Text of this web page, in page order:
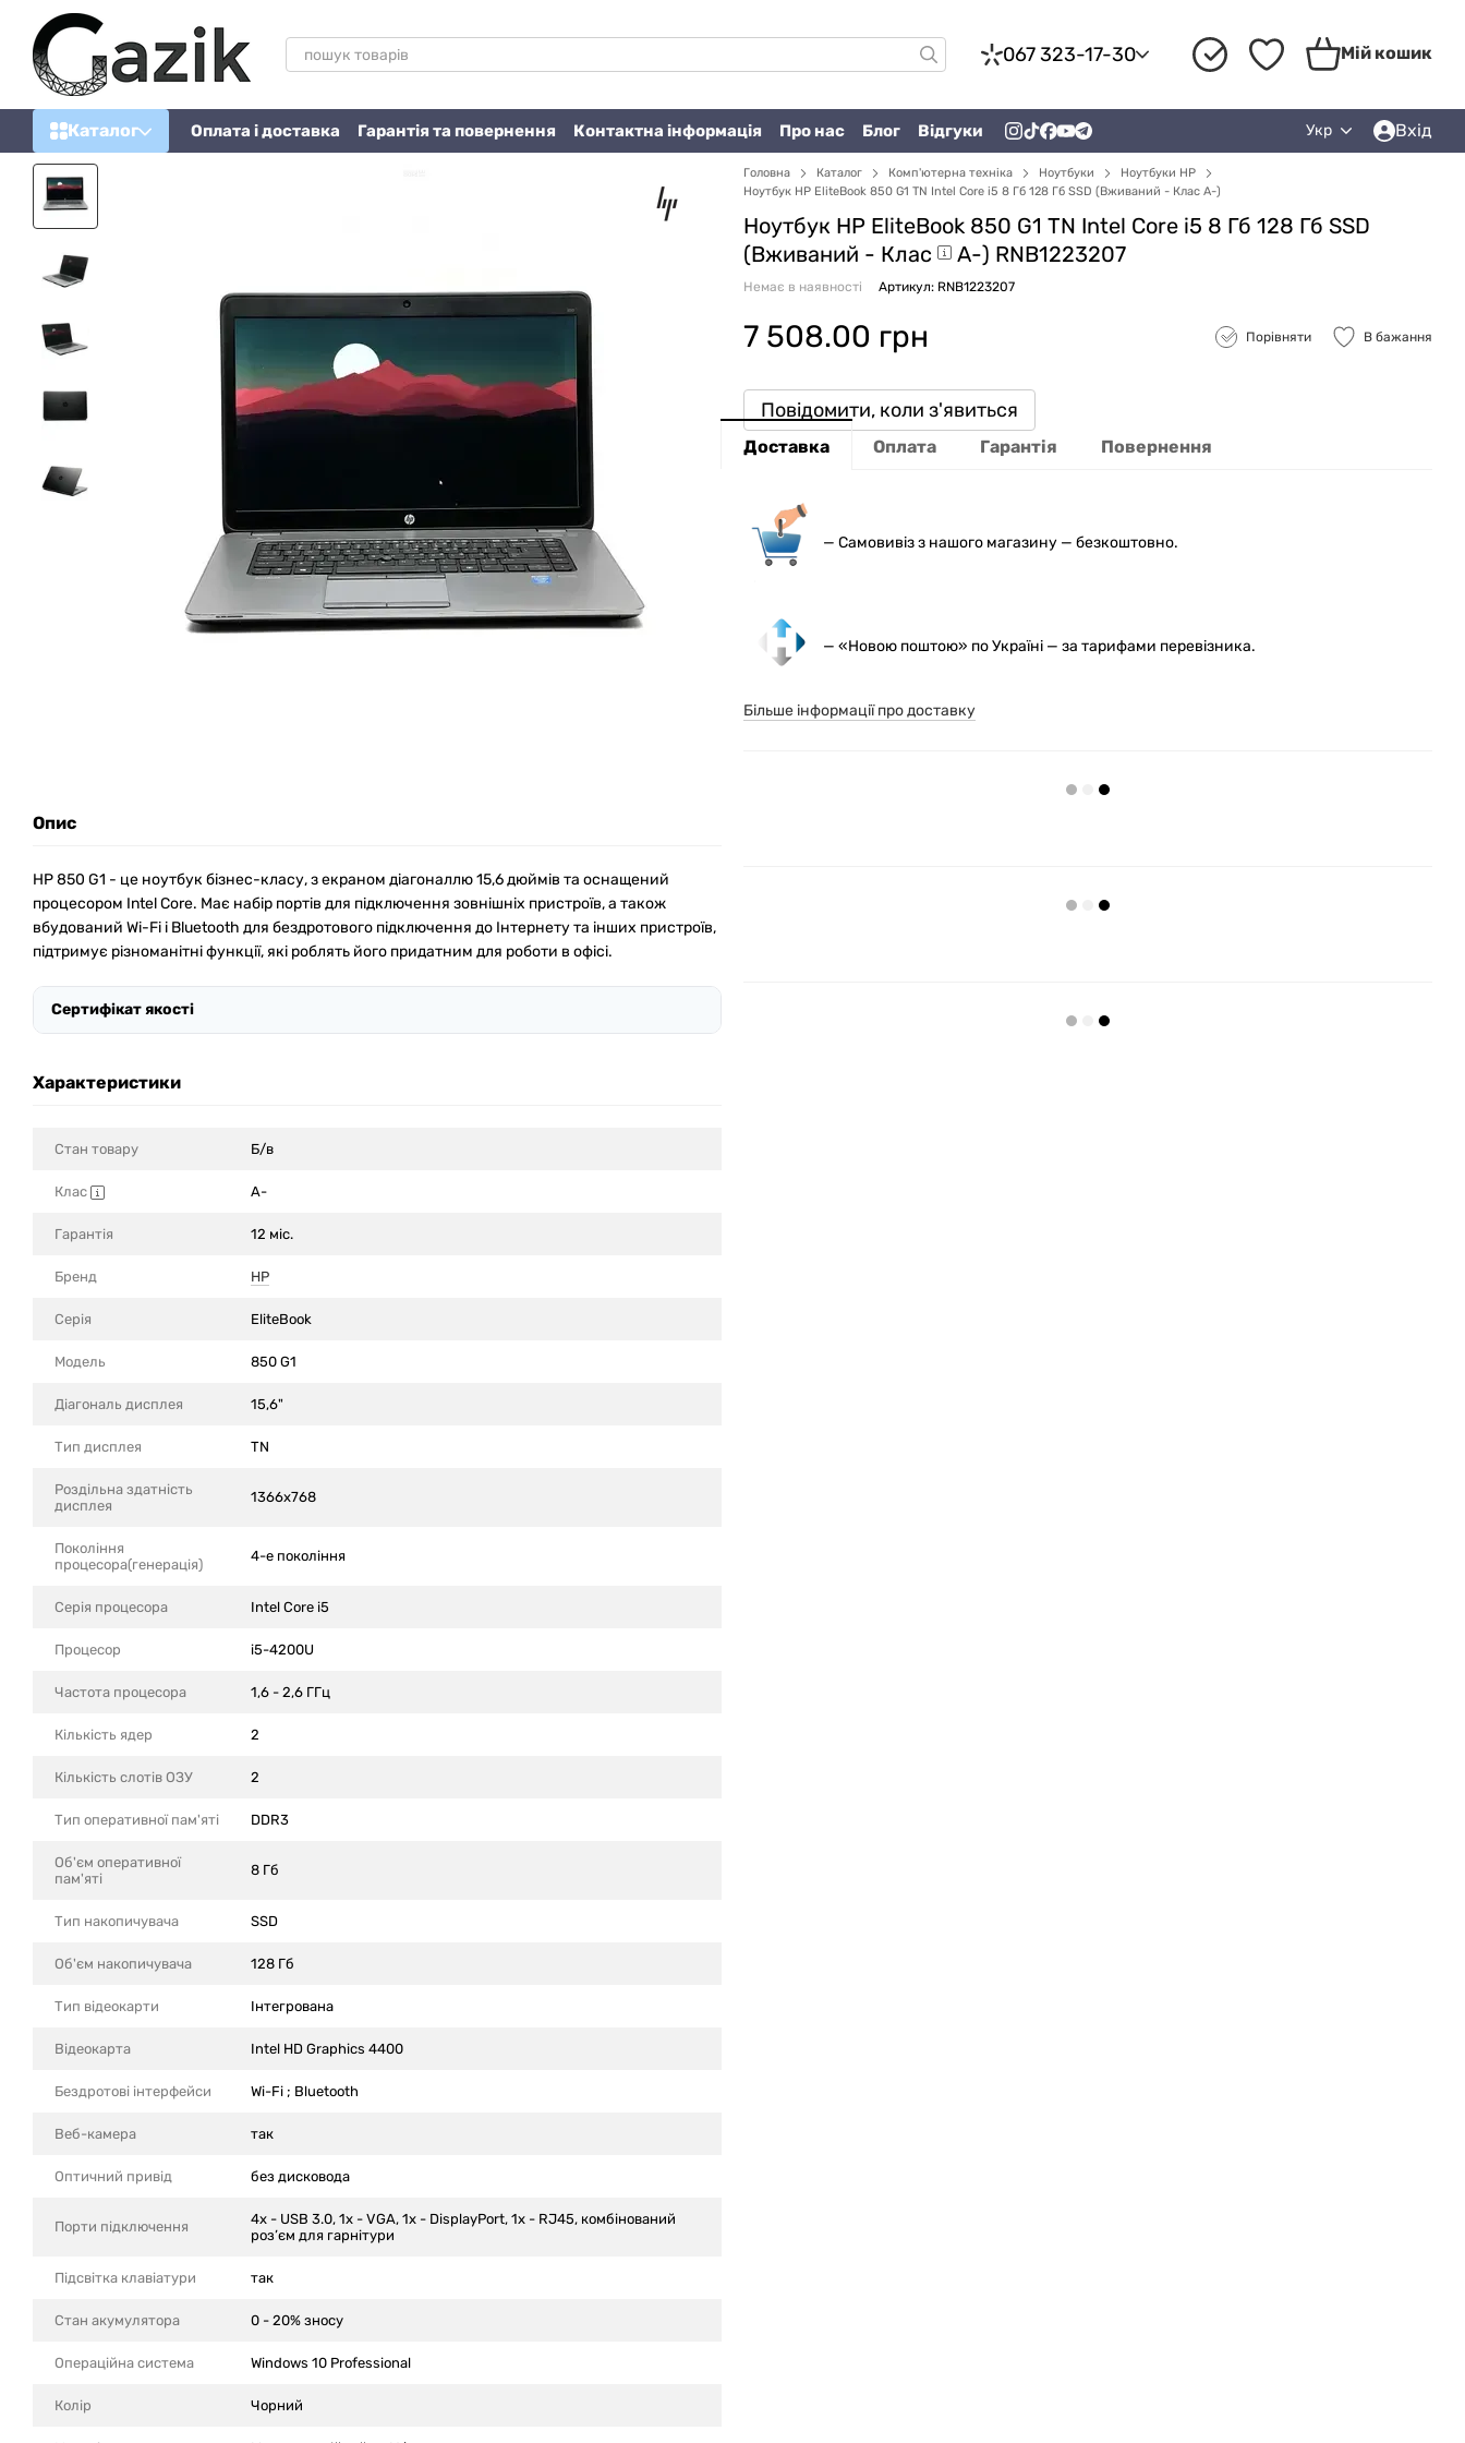
Перейти до основного контенту
067 323-17-30 Мій кошик
Каталог Оплата і доставка Гарантія та повернення Контактна інформація Про нас Блог Відгуки Укр Вхід
Опис
HP 850 G1 - це ноутбук бізнес-класу, з екраном діагоналлю 15,6 дюймів та оснащений
процесором Intel Core. Має набір портів для підключення зовнішніх пристроїв, а також
вбудований Wi-Fi і Bluetooth для бездротового підключення до Інтернету та інших пристроїв,
підтримує різноманітні функції, які роблять його придатним для роботи в офісі.
Сертифікат якості
Характеристики
Стан товару Б/в
Клас A-
Гарантія 12 міс.
Бренд HP
Серія EliteBook
Модель 850 G1
Діагональ дисплея 15,6"
Тип дисплея TN
Роздільна здатність
дисплея
1366x768
Покоління
процесора(генерація)
4-е покоління
Серія процесора Intel Core i5
Процесор i5-4200U
Частота процесора 1,6 - 2,6 ГГц
Кількість ядер 2
Кількість слотів ОЗУ 2
Тип оперативної пам'яті DDR3
Об'єм оперативної
пам'яті
8 Гб
Тип накопичувача SSD
Об'єм накопичувача 128 Гб
Тип відеокарти Інтегрована
Відеокарта Intel HD Graphics 4400
Бездротові інтерфейси Wi-Fi ; Bluetooth
Веб-камера так
Оптичний привід без дисковода
Порти підключення
4x - USB 3.0, 1x - VGA, 1x - DisplayPort, 1x - RJ45, комбінований
роз’єм для гарнітури
Підсвітка клавіатури так
Стан акумулятора 0 - 20% зносу
Операційна система Windows 10 Professional
Колір Чорний
Головна Каталог Комп'ютерна техніка Ноутбуки
Ноутбуки HP
Ноутбук HP EliteBook 850 G1 TN Intel Core i5 8 Гб 128 Гб SSD (Вживаний - Клас A-)
Ноутбук HP EliteBook 850 G1 TN Intel Core i5 8 Гб 128 Гб SSD
(Вживаний - Клас A-) RNB1223207
Немає в наявності Артикул: RNB1223207
7 508.00 грн Порівняти В бажання
Повідомити, коли з'явиться
Доставка Оплата Гарантія Повернення
— Самовивіз з нашого магазину — безкоштовно.
— «Новою поштою» по Україні — за тарифами перевізника.
Більше інформації про доставку